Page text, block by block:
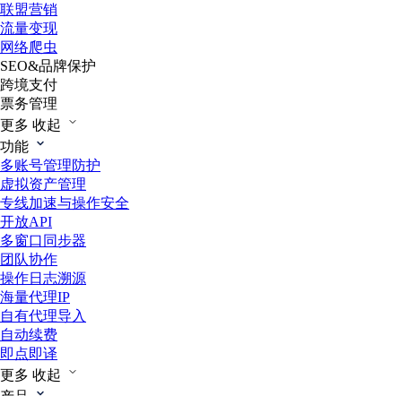
联盟营销
流量变现
网络爬虫
SEO&品牌保护
跨境支付
票务管理
更多 收起
功能
多账号管理防护
虚拟资产管理
专线加速与操作安全
开放API
多窗口同步器
团队协作
操作日志溯源
海量代理IP
自有代理导入
自动续费
即点即译
更多 收起